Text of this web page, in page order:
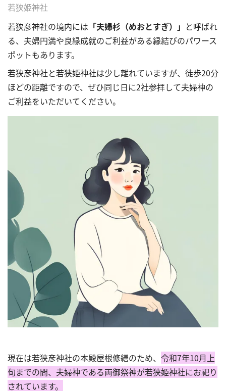
若狭姫神社
若狭彦神社の境内には 「夫婦杉（めおとすぎ）」 と呼ばれ
る、夫婦円満や良縁成就のご利益がある縁結びのパワース
ポットもあります。
若狭彦神社と若狭姫神社は少し離れていますが、徒歩20分
ほどの距離ですので、ぜひ同じ日に2社参拝して夫婦神の
ご利益をいただいてください。
現在は若狭彦神社の本殿屋根修繕のため、 令和7年10月上
旬までの間、夫婦神である両御祭神が若狭姫神社にお祀り
されています。